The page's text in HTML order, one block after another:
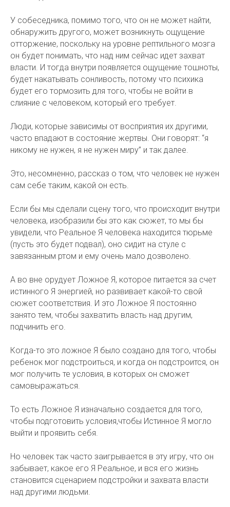
У собеседника, помимо того, что он не может найти,
обнаружить другого, может возникнуть ощущение
отторжение, поскольку на уровне рептильного мозга
он будет понимать, что над ним сейчас идет захват
власти. И тогда внутри появляется ощущение тошноты,
будет накатывать сонливость, потому что психика
будет его тормозить для того, чтобы не войти в
слияние с человеком, который его требует.
Люди, которые зависимы от восприятия их другими,
часто впадают в состояние жертвы. Они говорят: “я
никому не нужен, я не нужен миру” и так далее.
Это, несомненно, рассказ о том, что человек не нужен
сам себе таким, какой он есть.
Если бы мы сделали сцену того, что происходит внутри
человека, изобразили бы это как сюжет, то мы бы
увидели, что Реальное Я человека находится тюрьме
(пусть это будет подвал), оно сидит на стуле с
завязанным ртом и ему очень мало дозволено.
А во вне орудует Ложное Я, которое питается за счет
истинного Я энергией, но развивает какой-то свой
сюжет соответствия. И это Ложное Я постоянно
занято тем, чтобы захватить власть над другим,
подчинить его.
Когда-то это ложное Я было создано для того, чтобы
ребенок мог подстроиться, и когда он подстроится, он
мог получить те условия, в которых он сможет
самовыражаться.
То есть Ложное Я изначально создается для того,
чтобы подготовить условия,чтобы Истинное Я могло
выйти и проявить себя.
Но человек так часто заигрывается в эту игру, что он
забывает, какое его Я Реальное, и вся его жизнь
становится сценарием подстройки и захвата власти
над другими людьми.